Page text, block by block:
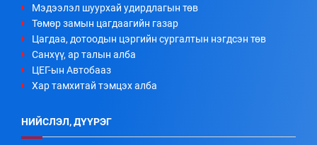
Мэдээлэл шуурхай удирдлагын төв
Төмөр замын цагдаагийн газар
Цагдаа, дотоодын цэргийн сургалтын нэгдсэн төв
Санхүү, ар талын алба
ЦЕГ-ын Автобааз
Хар тамхитай тэмцэх алба
НИЙСЛЭЛ, ДҮҮРЭГ